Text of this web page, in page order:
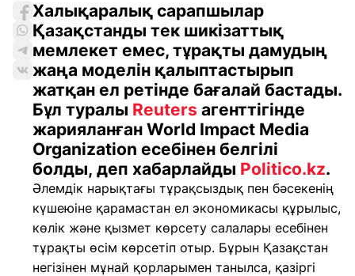
Халықаралық сарапшылар
Қазақстанды тек шикізаттық
мемлекет емес, тұрақты дамудың
жаңа моделін қалыптастырып
жатқан ел ретінде бағалай бастады.
Бұл туралы Reuters агенттігінде
жарияланған World Impact Media
Organization есебінен белгілі
болды, деп хабарлайды Politico.kz.
Әлемдік нарықтағы тұрақсыздық пен бәсекенің
күшеюіне қарамастан ел экономикасы құрылыс,
көлік және қызмет көрсету салалары есебінен
тұрақты өсім көрсетіп отыр. Бұрын Қазақстан
негізінен мұнай қорларымен танылса, қазіргі